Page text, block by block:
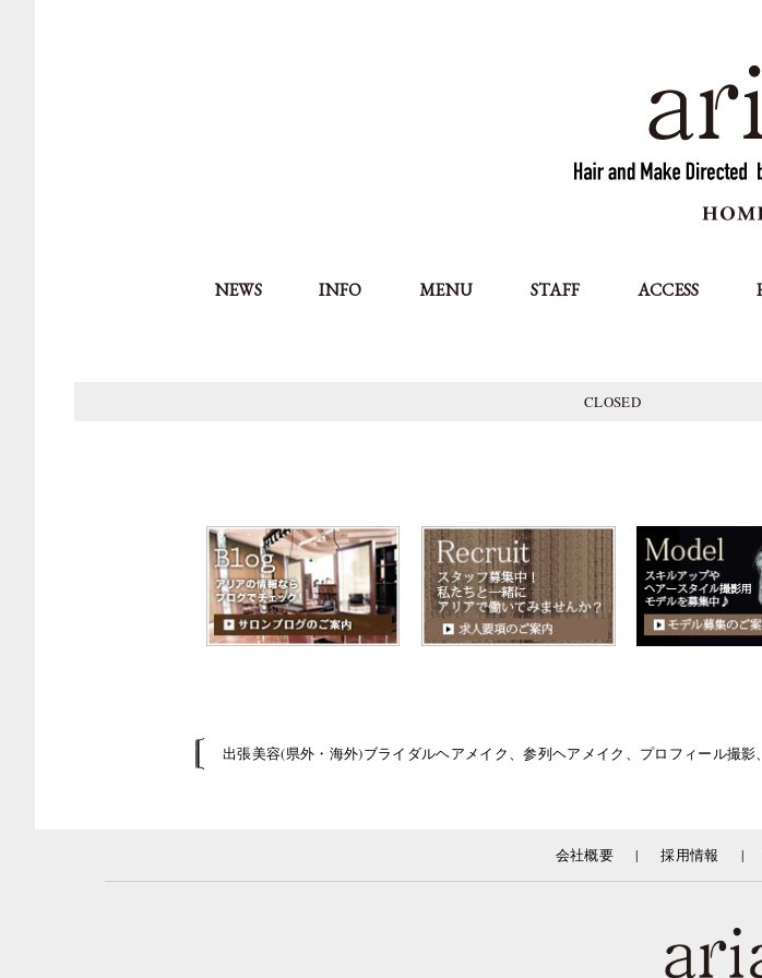
NEWS INFO MENU STAFF ACCESS
CLOSED
出張美容(県外・海外)ブライダルヘアメイク、参列ヘアメイク、プロフィール撮
会社概要 | 採用情報 |